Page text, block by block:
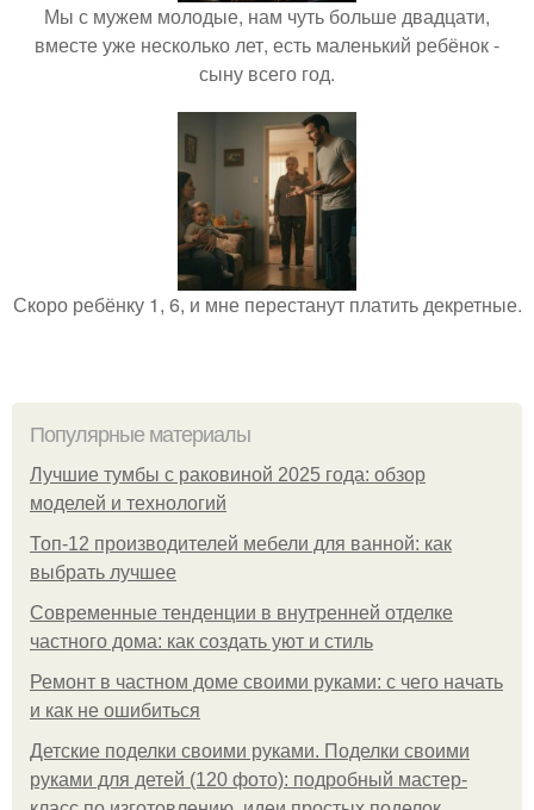
Мы с мужем молодые, нам чуть больше двадцати,
вместе уже несколько лет, есть маленький ребёнок -
сыну всего год.
Скоро ребёнку 1, 6, и мне перестанут платить декретные.
Популярные материалы
Лучшие тумбы с раковиной 2025 года: обзор
моделей и технологий
Топ-12 производителей мебели для ванной: как
выбрать лучшее
Современные тенденции в внутренней отделке
частного дома: как создать уют и стиль
Ремонт в частном доме своими руками: с чего начать
и как не ошибиться
Детские поделки своими руками. Поделки своими
руками для детей (120 фото): подробный мастер-